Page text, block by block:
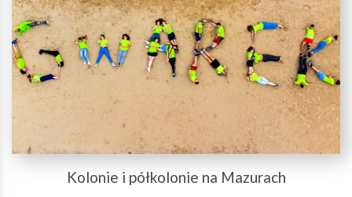
Kolonie i półkolonie na Mazurach